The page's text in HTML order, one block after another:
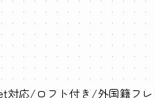
対応 ロフト付き 外国籍フ